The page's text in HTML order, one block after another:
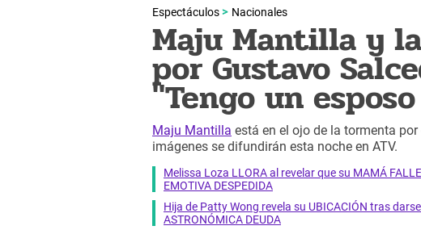
Espectáculos Nacionales
Maju Mantilla y
por Gustavo
"Tengo un
Maju Mantilla está en el ojo de la tormenta
imágenes se difundirán esta noche en ATV.
Melissa Loza LLORA al revelar que su MAMÁ
EMOTIVA DESPEDIDA
Hija de Patty Wong revela su UBICACIÓN tras
ASTRONÓMICA DEUDA